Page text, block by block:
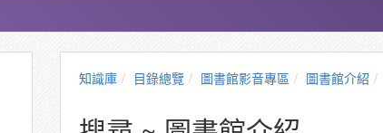
知識庫 目錄總覽 圖書館影音專區 圖書館介紹